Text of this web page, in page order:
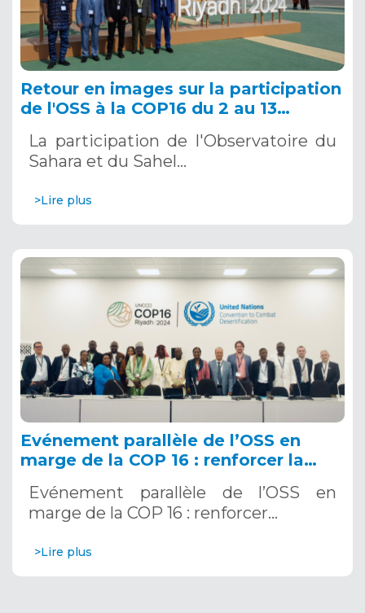
Retour en images sur la participation
de l'OSS à la COP16 du 2 au 13
Saoudite
La participation de l'Observatoire du
Sahara et du Sahel…
>Lire plus
Evénement parallèle de l’OSS en
marge de la COP 16 : renforcer la
Systèmes d’Alerte Précoce
Multirisques. 12 décembre 2024
Evénement parallèle de l’OSS en
marge de la COP 16 : renforcer…
>Lire plus